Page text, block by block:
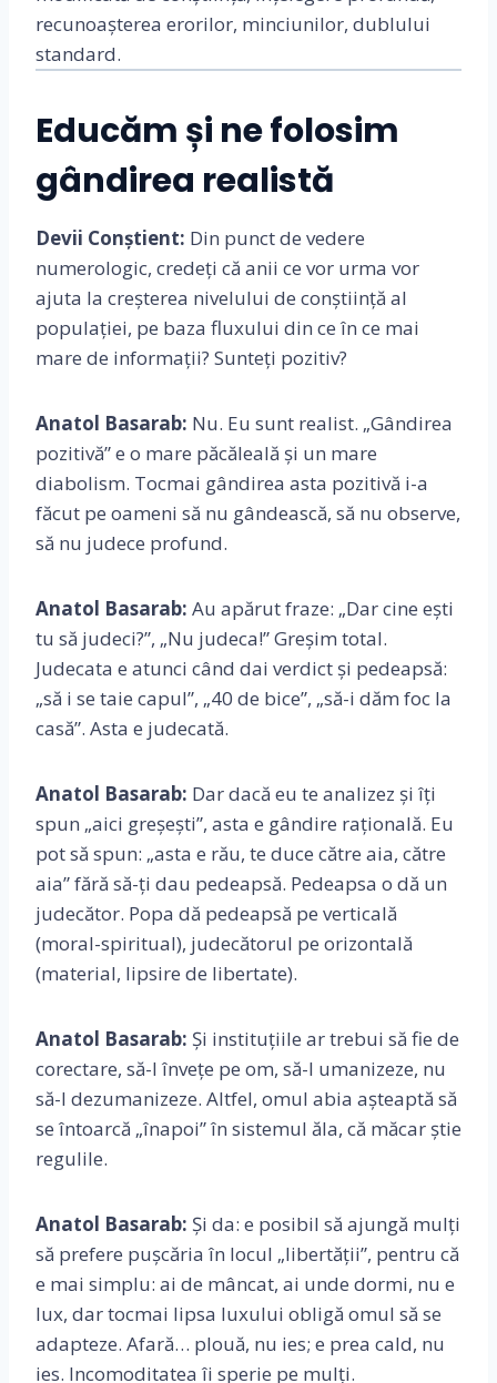
recunoașterea erorilor, minciunilor, dublului
standard.
Educăm și ne folosim
gândirea realistă
Devii Conștient: Din punct de vedere
numerologic, credeți că anii ce vor urma vor
ajuta la creșterea nivelului de conștiință al
populației, pe baza fluxului din ce în ce mai
mare de informații? Sunteți pozitiv?
Anatol Basarab: Nu. Eu sunt realist. „Gândirea
pozitivă” e o mare păcăleală și un mare
diabolism. Tocmai gândirea asta pozitivă i-a
făcut pe oameni să nu gândească, să nu observe,
să nu judece profund.
Anatol Basarab: Au apărut fraze: „Dar cine ești
tu să judeci?”, „Nu judeca!” Greșim total.
Judecata e atunci când dai verdict și pedeapsă:
„să i se taie capul”, „40 de bice”, „să-i dăm foc la
casă”. Asta e judecată.
Anatol Basarab: Dar dacă eu te analizez și îți
spun „aici greșești”, asta e gândire rațională. Eu
pot să spun: „asta e rău, te duce către aia, către
aia” fără să-ți dau pedeapsă. Pedeapsa o dă un
judecător. Popa dă pedeapsă pe verticală
(moral-spiritual), judecătorul pe orizontală
(material, lipsire de libertate).
Anatol Basarab: Și instituțiile ar trebui să fie de
corectare, să-l învețe pe om, să-l umanizeze, nu
să-l dezumanizeze. Altfel, omul abia așteaptă să
se întoarcă „înapoi” în sistemul ăla, că măcar știe
regulile.
Anatol Basarab: Și da: e posibil să ajungă mulți
să prefere pușcăria în locul „libertății”, pentru că
e mai simplu: ai de mâncat, ai unde dormi, nu e
lux, dar tocmai lipsa luxului obligă omul să se
adapteze. Afară… plouă, nu ies; e prea cald, nu
ies. Incomoditatea îi sperie pe mulți.